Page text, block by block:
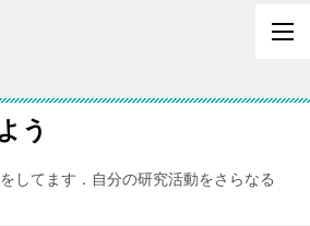
う
してます．自分の研究活動をさらなる